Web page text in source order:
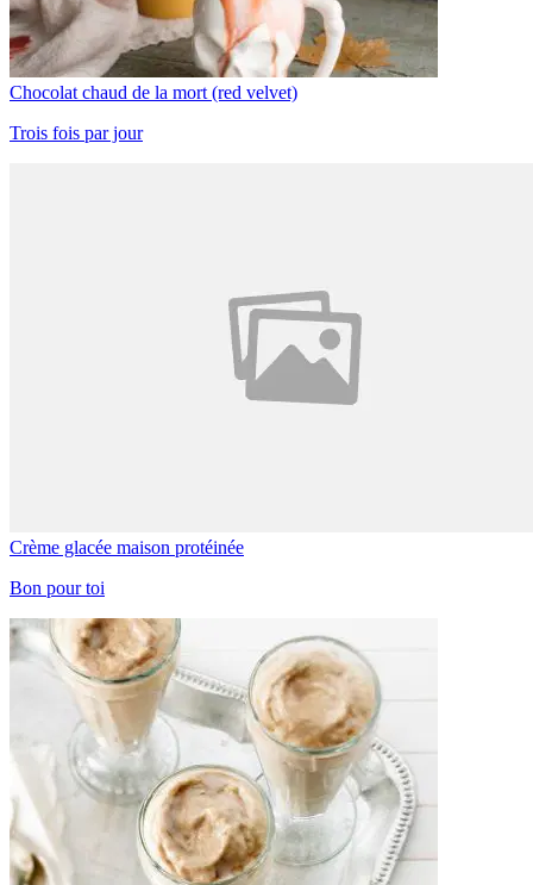
Chocolat chaud de la mort (red velvet)
Trois fois par jour
Crème glacée maison protéinée
Bon pour toi